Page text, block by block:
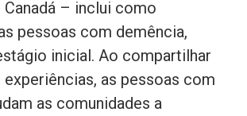
– inclui como
pessoas com demência,
inicial. Ao compartilhar
experiências, as pessoas com
as comunidades a